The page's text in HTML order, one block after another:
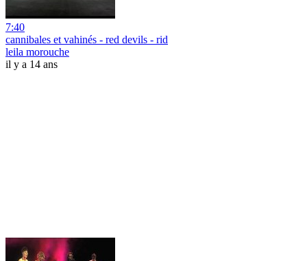
7:40
cannibales et vahinés - red devils - rid
leila morouche
il y a 14 ans